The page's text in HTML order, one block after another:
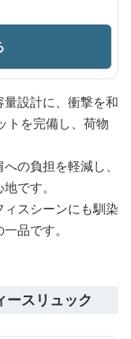
設計に、衝撃を和
トを完備し、荷物
の負担を軽減し、
です。
スシーンにも馴染
品です。
ースリュック